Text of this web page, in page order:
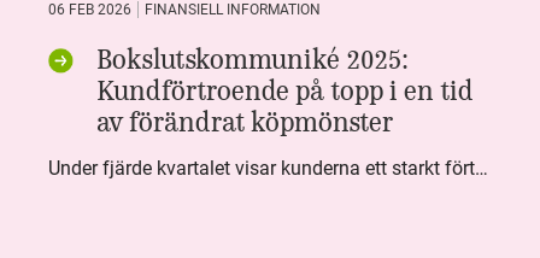
06 FEB 2026 FINANSIELL INFORMATION
Bokslutskommuniké 2025:
Kundförtroende på topp i en tid
av förändrat köpmönster
Under fjärde kvartalet visar kunderna ett starkt förtroende för Systembolaget. Nöjd Kund Index (NKI) når en ny rekordnivå och bidrar till att även helåret avslutar starkt. Arbetet med ansvarsfull försäljning ger tydliga resultat där ålderskontroller når sina högsta nivåer någonsin. Samtidigt fortsätter kundernas val att förändras. Allt fler väljer öl och drycker med lägre alkoholhalt. Vi ser också en lägre försäljningsvolym under kvartalet, en utveckling som ligger i linje med den långsiktiga minskningen i alkoholkonsumtionen i Sverige. De officiella konsumtionssiffrorna från CAN för 2025 kommer först under våren men försäljningssiffrorna pekar åt samma håll.